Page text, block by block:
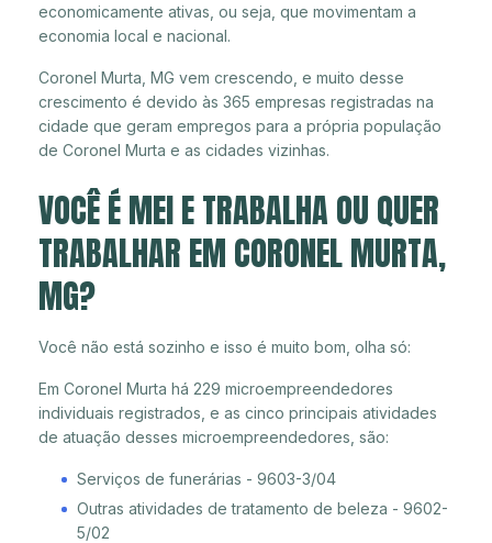
economicamente ativas, ou seja, que movimentam a
economia local e nacional.
Coronel Murta, MG vem crescendo, e muito desse
crescimento é devido às 365 empresas registradas na
cidade que geram empregos para a própria população
de Coronel Murta e as cidades vizinhas.
VOCÊ É MEI E TRABALHA OU QUER
TRABALHAR EM CORONEL MURTA,
MG?
Você não está sozinho e isso é muito bom, olha só:
Em Coronel Murta há 229 microempreendedores
individuais registrados, e as cinco principais atividades
de atuação desses microempreendedores, são:
Serviços de funerárias - 9603-3/04
Outras atividades de tratamento de beleza - 9602-
5/02